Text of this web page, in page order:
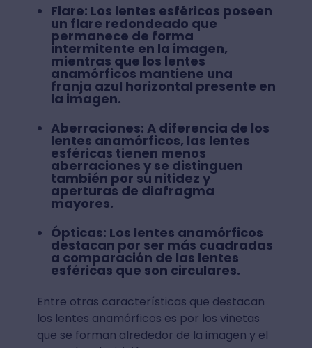
Flare: Los lentes esféricos poseen
un flare redondeado que
permanece de forma
intermitente en la imagen,
mientras que los lentes
anamórficos mantiene una
franja azul horizontal presente en
la imagen.
Aberraciones: A diferencia de los
lentes anamórficos, las lentes
esféricas tienen menos
aberraciones y se distinguen
también por su nitidez y
aperturas de diafragma
mayores.
Ópticas: Los lentes anamórficos
destacan por ser más cuadradas
a comparación de las lentes
esféricas que son circulares.
Entre otras características que destacan
los lentes anamórficos es por los viñetas
que se forman alrededor de la imagen y el